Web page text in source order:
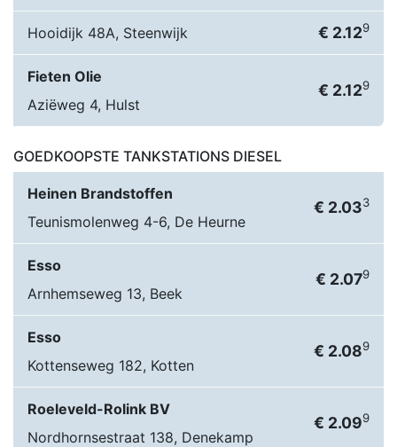
Hooidijk 48A, Steenwijk € 2.129
Fieten Olie
Aziëweg 4, Hulst
€ 2.129
GOEDKOOPSTE TANKSTATIONS DIESEL
Heinen Brandstoffen
Teunismolenweg 4-6, De Heurne
€ 2.033
Esso
Arnhemseweg 13, Beek
€ 2.079
Esso
Kottenseweg 182, Kotten
€ 2.089
Roeleveld-Rolink BV
Nordhornsestraat 138, Denekamp
€ 2.099